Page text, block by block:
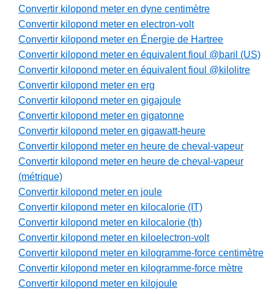
Convertir kilopond meter en dyne centimètre
Convertir kilopond meter en electron-volt
Convertir kilopond meter en Énergie de Hartree
Convertir kilopond meter en équivalent fioul @baril (US)
Convertir kilopond meter en équivalent fioul @kilolitre
Convertir kilopond meter en erg
Convertir kilopond meter en gigajoule
Convertir kilopond meter en gigatonne
Convertir kilopond meter en gigawatt-heure
Convertir kilopond meter en heure de cheval-vapeur
Convertir kilopond meter en heure de cheval-vapeur
(métrique)
Convertir kilopond meter en joule
Convertir kilopond meter en kilocalorie (IT)
Convertir kilopond meter en kilocalorie (th)
Convertir kilopond meter en kiloelectron-volt
Convertir kilopond meter en kilogramme-force centimètre
Convertir kilopond meter en kilogramme-force mètre
Convertir kilopond meter en kilojoule